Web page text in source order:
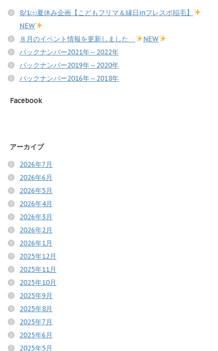
8/1㈯夏休み企画【こどもフリマ＆縁日inフレスポ稲毛】
NEW
８月のイベント情報を更新しました
NEW
バックナンバー2021年～2022年
バックナンバー2019年～2020年
バックナンバー2016年～2018年
Facebook
アーカイブ
2026年7月
2026年6月
2026年5月
2026年4月
2026年3月
2026年2月
2026年1月
2025年12月
2025年11月
2025年10月
2025年9月
2025年8月
2025年7月
2025年6月
2025年5月